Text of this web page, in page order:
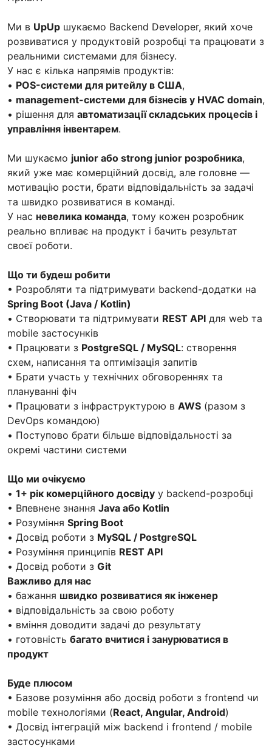
Ми в UpUp шукаємо Backend Developer, який хоче
розвиватися у продуктовій розробці та працювати з
реальними системами для бізнесу.
У нас є кілька напрямів продуктів:
• POS-системи для ритейлу в США,
• management-системи для бізнесів у HVAC domain,
• рішення для автоматизації складських процесів і
управління інвентарем.
Ми шукаємо junior або strong junior розробника,
який уже має комерційний досвід, але головне —
мотивацію рости, брати відповідальність за задачі
та швидко розвиватися в команді.
У нас невелика команда, тому кожен розробник
реально впливає на продукт і бачить результат
своєї роботи.
Що ти будеш робити
• Розробляти та підтримувати backend-додатки на
Spring Boot (Java / Kotlin)
• Створювати та підтримувати REST API для web та
mobile застосунків
• Працювати з PostgreSQL / MySQL: створення
схем, написання та оптимізація запитів
• Брати участь у технічних обговореннях та
плануванні фіч
• Працювати з інфраструктурою в AWS (разом з
DevOps командою)
• Поступово брати більше відповідальності за
окремі частини системи
Що ми очікуємо
• 1+ рік комерційного досвіду у backend-розробці
• Впевнене знання Java або Kotlin
• Розуміння Spring Boot
• Досвід роботи з MySQL / PostgreSQL
• Розуміння принципів REST API
• Досвід роботи з Git
Важливо для нас
• бажання швидко розвиватися як інженер
• відповідальність за свою роботу
• вміння доводити задачі до результату
• готовність багато вчитися і занурюватися в
продукт
Буде плюсом
• Базове розуміння або досвід роботи з frontend чи
mobile технологіями (React, Angular, Android)
• Досвід інтеграцій між backend і frontend / mobile
застосунками